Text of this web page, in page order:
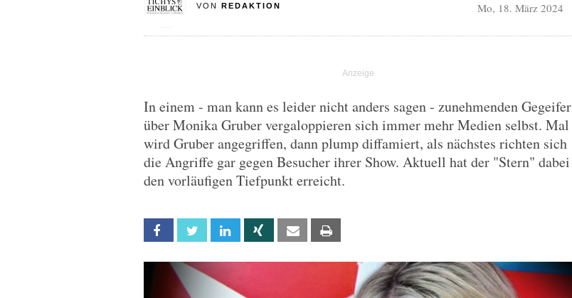
VON REDAKTION Mo, 18. März 2024
In einem - man kann es leider nicht anders sagen - zunehmenden Gegeifer
über Monika Gruber vergaloppieren sich immer mehr Medien selbst. Mal
wird Gruber angegriffen, dann plump diffamiert, als nächstes richten sich
die Angriffe gar gegen Besucher ihrer Show. Aktuell hat der "Stern" dabei
den vorläufigen Tiefpunkt erreicht.
Facebook Twitter Linkedin Xing Email